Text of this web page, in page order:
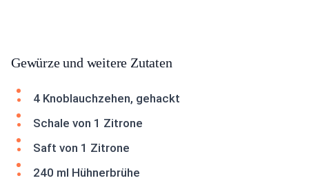
Gewürze und weitere Zutaten
4 Knoblauchzehen, gehackt
Schale von 1 Zitrone
Saft von 1 Zitrone
240 ml Hühnerbrühe